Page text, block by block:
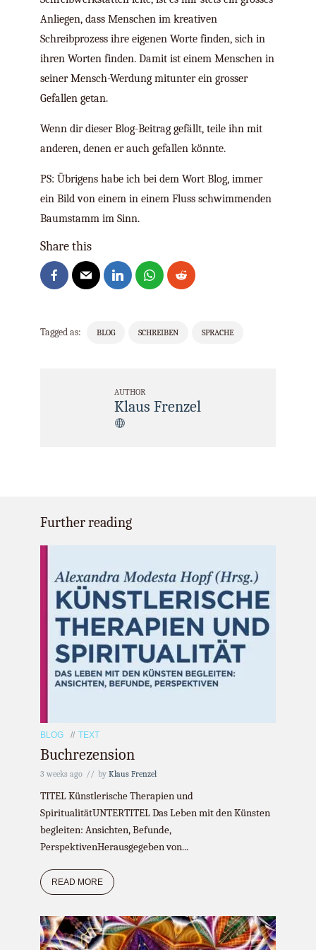
Anliegen, dass Menschen im kreativen
Schreibprozess ihre eigenen Worte finden, sich in
ihren Worten finden. Damit ist einem Menschen in
seiner Mensch-Werdung mitunter ein grosser
Gefallen getan.
Wenn dir dieser Blog-Beitrag gefällt, teile ihn mit
anderen, denen er auch gefallen könnte.
PS: Übrigens habe ich bei dem Wort Blog, immer
ein Bild von einem in einem Fluss schwimmenden
Baumstamm im Sinn.
Share this
Tagged as: BLOG SCHREIBEN SPRACHE
AUTHOR
Klaus Frenzel
Further reading
BLOG TEXT
Buchrezension
3 weeks ago by Klaus Frenzel
TITEL Künstlerische Therapien und
SpiritualitätUNTERTITEL Das Leben mit den Künsten
begleiten: Ansichten, Befunde,
PerspektivenHerausgegeben von...
READ MORE